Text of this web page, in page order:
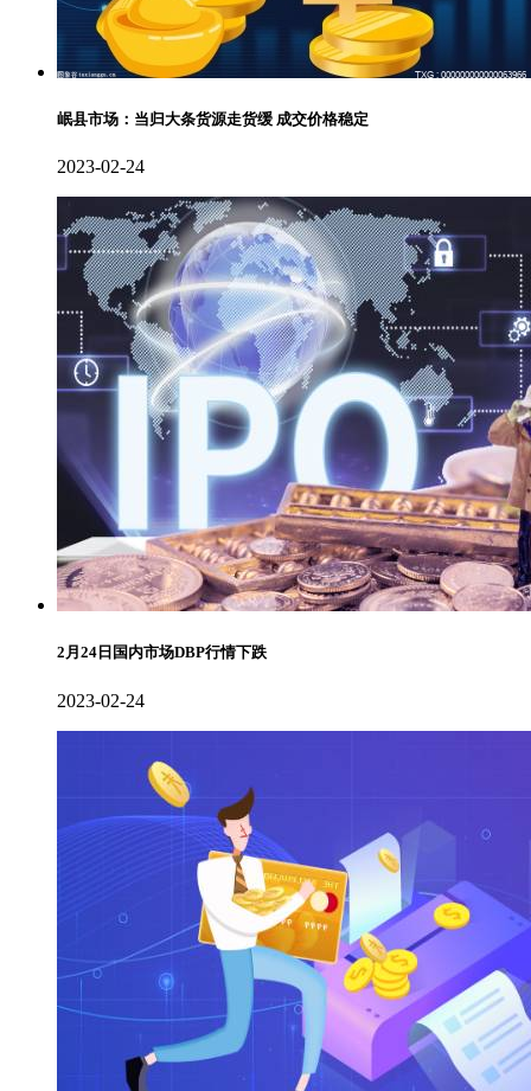
岷县市场：当归大条货源走货缓 成交价格稳定
2023-02-24
2月24日国内市场DBP行情下跌
2023-02-24